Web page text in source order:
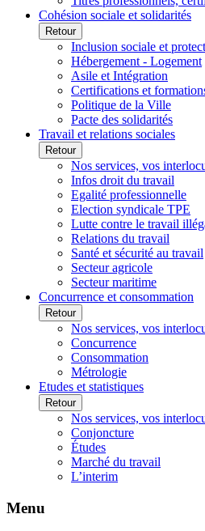
Cohésion sociale et solidarités
Retour
Inclusion sociale et
Hébergement - Logement
Asile et Intégration
Certifications et
Politique de la Ville
Pacte des solidarités
Travail et relations sociales
Retour
Nos services, vos
Infos droit du travail
Egalité professionnelle
Election syndicale TPE
Lutte contre le travail
Relations du travail
Santé et sécurité au travail
Secteur agricole
Secteur maritime
Concurrence et consommation
Retour
Nos services, vos
Concurrence
Consommation
Métrologie
Etudes et statistiques
Retour
Nos services, vos
Conjoncture
Études
Marché du travail
L’interim
Menu